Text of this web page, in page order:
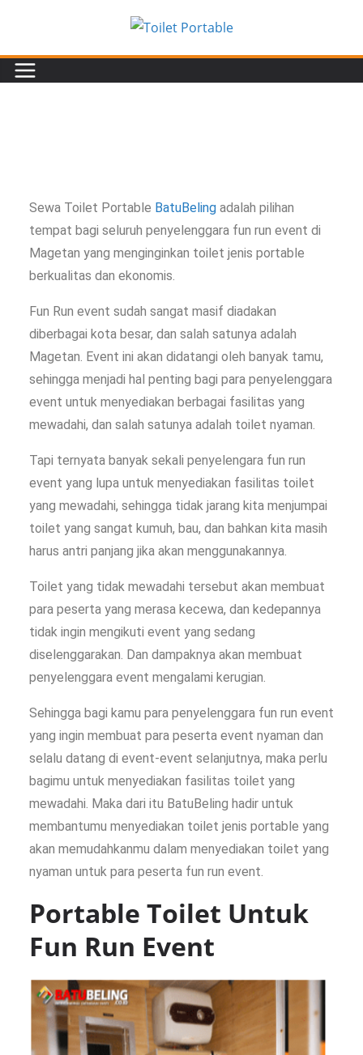
Sewa Toilet Portable BatuBeling adalah pilihan
tempat bagi seluruh penyelenggara fun run event di
Magetan yang menginginkan toilet jenis portable
berkualitas dan ekonomis.
Fun Run event sudah sangat masif diadakan
diberbagai kota besar, dan salah satunya adalah
Magetan. Event ini akan didatangi oleh banyak tamu,
sehingga menjadi hal penting bagi para penyelenggara
event untuk menyediakan berbagai fasilitas yang
mewadahi, dan salah satunya adalah toilet nyaman.
Tapi ternyata banyak sekali penyelengara fun run
event yang lupa untuk menyediakan fasilitas toilet
yang mewadahi, sehingga tidak jarang kita menjumpai
toilet yang sangat kumuh, bau, dan bahkan kita masih
harus antri panjang jika akan menggunakannya.
Toilet yang tidak mewadahi tersebut akan membuat
para peserta yang merasa kecewa, dan kedepannya
tidak ingin mengikuti event yang sedang
diselenggarakan. Dan dampaknya akan membuat
penyelenggara event mengalami kerugian.
Sehingga bagi kamu para penyelenggara fun run event
yang ingin membuat para peserta event nyaman dan
selalu datang di event-event selanjutnya, maka perlu
bagimu untuk menyediakan fasilitas toilet yang
mewadahi. Maka dari itu BatuBeling hadir untuk
membantumu menyediakan toilet jenis portable yang
akan memudahkanmu dalam menyediakan toilet yang
nyaman untuk para peserta fun run event.
Portable Toilet Untuk
Fun Run Event